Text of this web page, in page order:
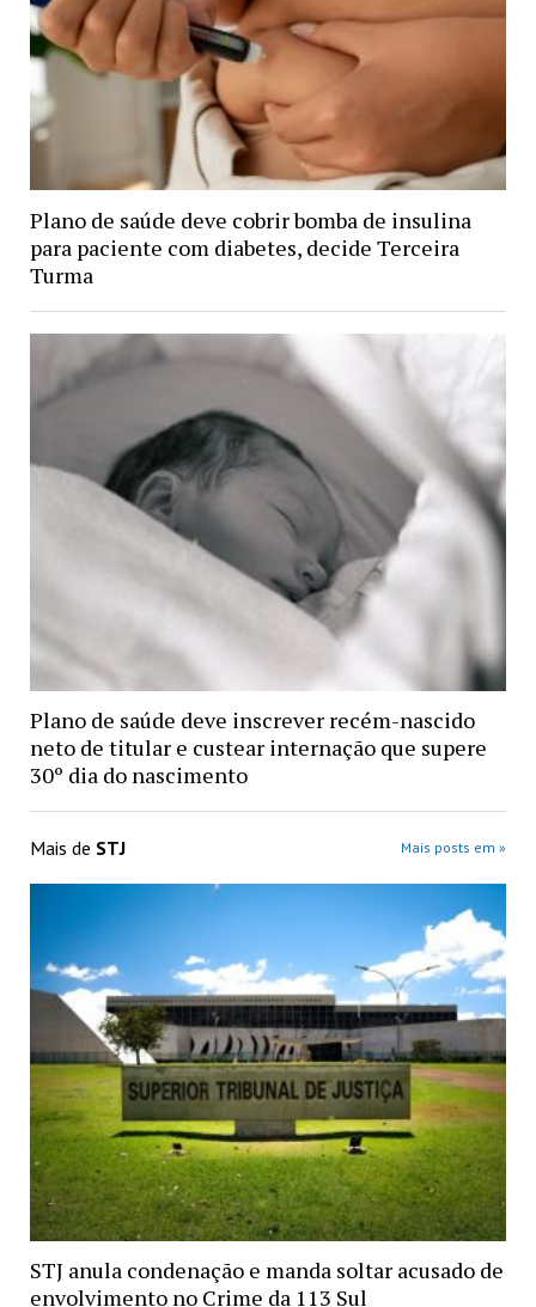
Plano de saúde deve cobrir bomba de insulina
para paciente com diabetes, decide Terceira
Turma
Plano de saúde deve inscrever recém-nascido
neto de titular e custear internação que supere
30º dia do nascimento
Mais de STJ Mais posts em »
STJ anula condenação e manda soltar acusado de
envolvimento no Crime da 113 Sul